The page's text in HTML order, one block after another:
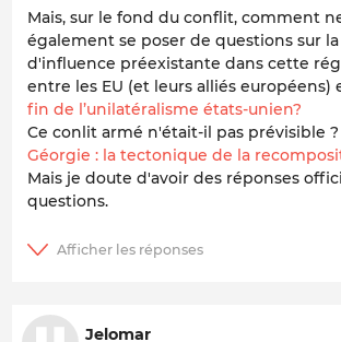
Mais, sur le fond du conflit, comment
également se poser de questions sur
d'influence préexistante dans cette
entre les EU (et leurs alliés européens)
fin de l’unilatéralisme états-unien?
Ce conlit armé n'était-il pas prévisible ?
Géorgie : la tectonique de la
Mais je doute d'avoir des réponses
questions.
Jelomar